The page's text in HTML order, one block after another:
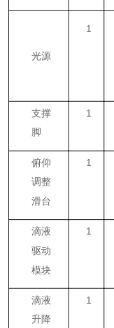
光源
1
支撑
脚
1
俯仰
调整
滑台
1
滴液
驱动
模块
1
滴液
升降
1